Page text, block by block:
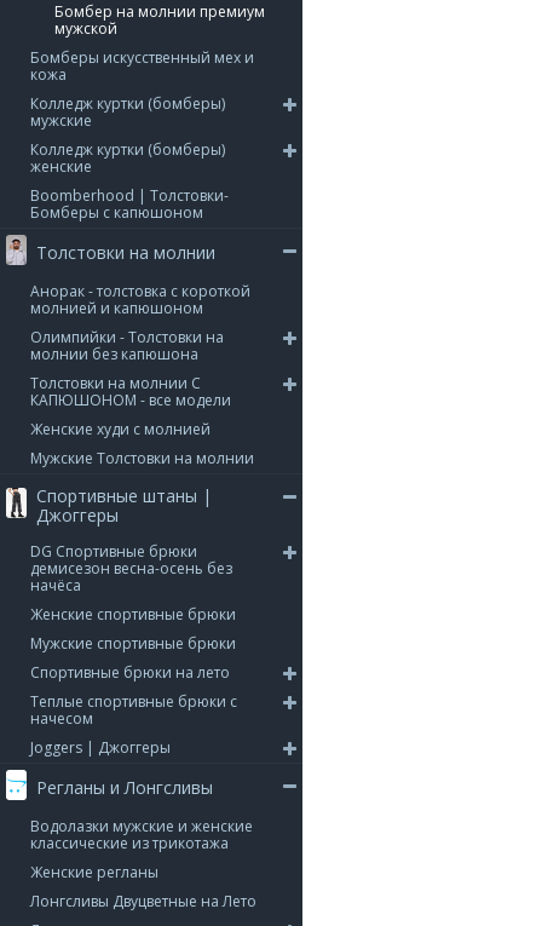
Бомбер на молнии премиум
мужской
Бомберы искусственный мех и
кожа
Колледж куртки (бомберы)
мужские
Колледж куртки (бомберы)
женские
Boomberhood | Толстовки-
Бомберы с капюшоном
Толстовки на молнии
Анорак - толстовка с короткой
молнией и капюшоном
Олимпийки - Толстовки на
молнии без капюшона
Толстовки на молнии С
КАПЮШОНОМ - все модели
Женские худи с молнией
Мужские Толстовки на молнии
Спортивные штаны |
Джоггеры
DG Спортивные брюки
демисезон весна-осень без
начёса
Женские спортивные брюки
Мужские спортивные брюки
Спортивные брюки на лето
Теплые спортивные брюки с
начесом
Joggers | Джоггеры
Регланы и Лонгсливы
Водолазки мужские и женские
классические из трикотажа
Женские регланы
Лонгсливы Двуцветные на Лето